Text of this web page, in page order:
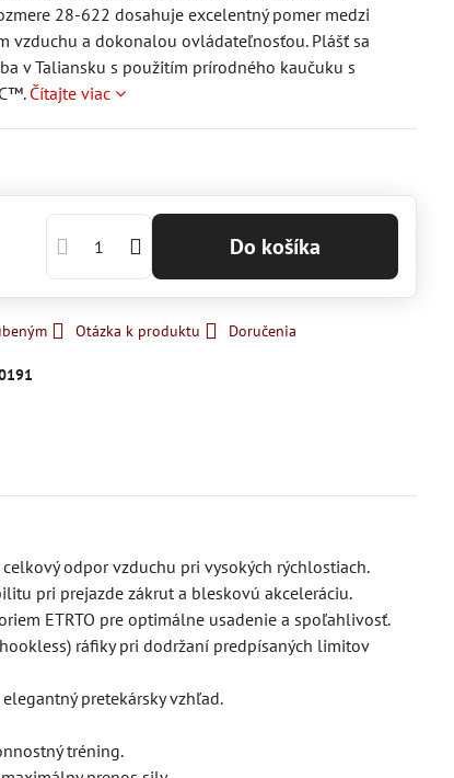
28-622 dosahuje excelentný pomer medzi
vzduchu a dokonalou ovládateľnosťou. Plášť sa
v Taliansku s použitím prírodného kaučuku s
Čítajte viac
Do košíka
Otázka k produktu Doručenia
odpor vzduchu pri vysokých rýchlostiach.
pri prejazde zákrut a bleskovú akceleráciu.
ETRTO pre optimálne usadenie a spoľahlivosť.
ráfiky pri dodržaní predpísaných limitov
pretekársky vzhľad.
tréning.